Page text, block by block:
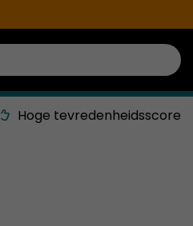
Hoge tevredenheidsscore